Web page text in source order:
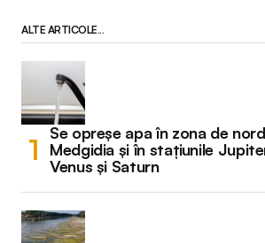
ALTE ARTICOLE...
Se opreșe apa în zona de
Medgidia și în stațiunile
Venus și Saturn